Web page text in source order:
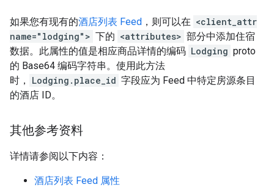
如果您有现有的酒店列表 Feed ，则可以在 <client_attr
name="lodging"> 下的 <attributes> 部分中添加住宿
数据。此属性的值是相应商品详情的编码 Lodging proto
的 Base64 编码字符串。使用此方法
时，
Lodging.place_id 字段应为 Feed 中特定房源条目
的酒店 ID。
其他参考资料
详情请参阅以下内容：
酒店列表 Feed 属性